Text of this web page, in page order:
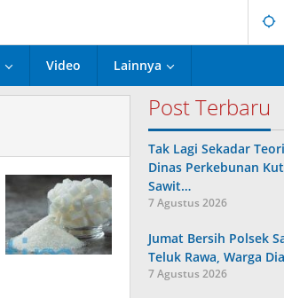
Video Lainnya
Post Terbaru
Tak Lagi Sekadar
Dinas Perkebunan
Sawit…
7 Agustus 2026
Jumat Bersih Polsek
Teluk Rawa, Warga
7 Agustus 2026